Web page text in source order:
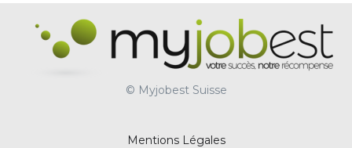
© Myjobest Suisse
Mentions Légales